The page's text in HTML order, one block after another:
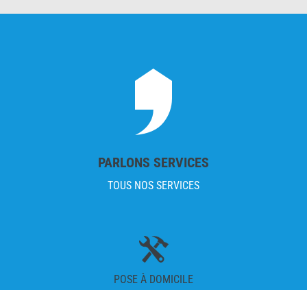
PARLONS SERVICES
TOUS NOS SERVICES
POSE À DOMICILE